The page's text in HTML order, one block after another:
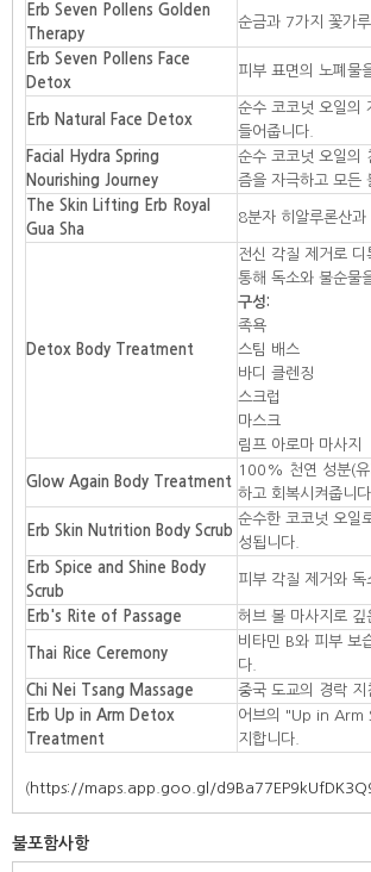
Erb Seven Pollens Golden
Therapy
순금과 7가지 꽃가
Erb Seven Pollens Face
Detox
피부 표면의 노폐물
Erb Natural Face Detox
순수 코코넛 오일의
들어줍니다.
Facial Hydra Spring
Nourishing Journey
순수 코코넛 오일의
즘을 자극하고 모든
The Skin Lifting Erb Royal
Gua Sha
8분자 히알루론산
Detox Body Treatment
전신 각질 제거로
통해 독소와 불순물
구성:
족욕
스팀 배스
바디 클렌징
스크럽
마스크
림프 아로마 마사지
Glow Again Body Treatment
100% 천연 성분(유
하고 회복시켜줍니
Erb Skin Nutrition Body Scrub
순수한 코코넛 오일
성됩니다.
Erb Spice and Shine Body
Scrub
피부 각질 제거와
Erb's Rite of Passage 허브 볼 마사지로 깊
Thai Rice Ceremony
비타민 B와 피부 보
다.
Chi Nei Tsang Massage
중국 도교의 경락 지
Erb Up in Arm Detox
Treatment
어브의 "Up in Arm
지합니다.
(https://maps.app.goo.gl/
불포함사항